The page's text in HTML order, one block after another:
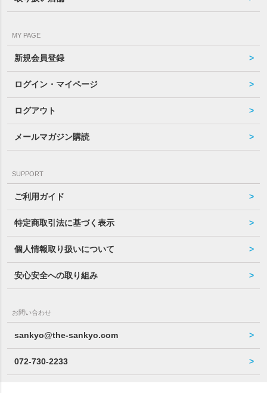
MY PAGE
新規会員登録
ログイン・マイページ
ログアウト
メールマガジン購読
SUPPORT
ご利用ガイド
特定商取引法に基づく表示
個人情報取り扱いについて
安心安全への取り組み
お問い合わせ
sankyo@the-sankyo.com
072-730-2233